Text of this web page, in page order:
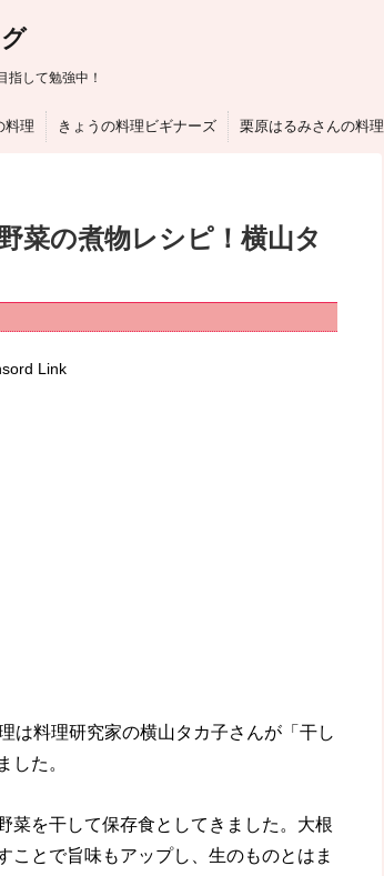
グ
指して勉強中！
料理 きょうの料理ビギナーズ 栗原はるみさんの料理
菜の煮物レシピ！横山タ
Link
は料理研究家の横山タカ子さんが「干し
した。
菜を干して保存食としてきました。大根
ことで旨味もアップし、生のものとはま